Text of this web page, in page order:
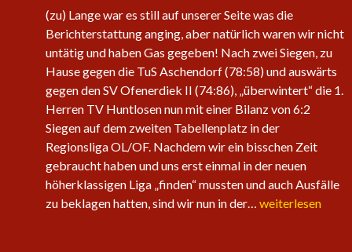
Eagles
nehmen
wieder
an
Fahrt
auf
(zu) Lange war es still auf unserer Seite was die
Berichterstattung anging, aber natürlich waren wir nicht
untätig und haben Gas gegeben! Nach zwei Siegen, zu
Hause gegen die TuS Aschendorf (78:58) und auswärts
gegen den SV Ofenerdiek II (74:86), „überwintert“ die 1.
Herren TV Huntlosen nun mit einer Bilanz von 6:2
Siegen auf dem zweiten Tabellenplatz in der
Regionsliga OL/OF. Nachdem wir ein bisschen Zeit
gebraucht haben und uns erst einmal in der neuen
höherklassigen Liga „finden“ mussten und auch Ausfälle
zu beklagen hatten, sind wir nun in der… Sechster
weiterlesen